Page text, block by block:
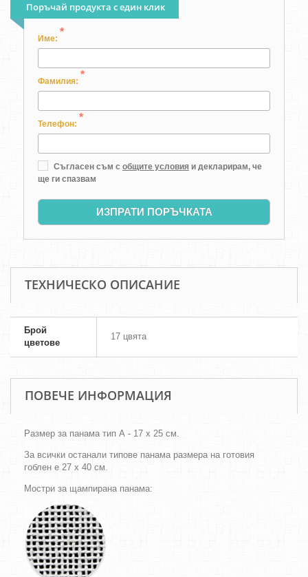
Поръчай продукта с един клик
Име:
*
Фамилия:
*
Телефон:
*
Съгласен съм с общите условия и декларирам, че
ще ги спазвам
ИЗПРАТИ ПОРЪЧКАТА
ТЕХНИЧЕСКО ОПИСАНИЕ
Брой
цветове
17 цвята
ПОВЕЧЕ ИНФОРМАЦИЯ
Размер за панама тип А - 17 х 25 см.
За всички останали типове панама размера на готовия
гоблен е 27 х 40 см.
Мостри за щампирана панама: